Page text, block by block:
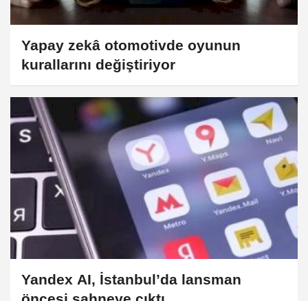
Yapay zekâ otomotivde oyunun
kurallarını değiştiriyor
Yandex AI, İstanbul’da lansman